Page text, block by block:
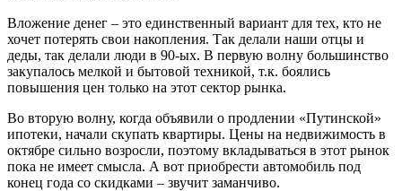
Вложение денег – это единственный вариант для тех, кто не
хочет потерять свои накопления. Так делали наши отцы и
деды, так делали люди в 90-ых. В первую волну большинство
закупалось мелкой и бытовой техникой, т.к. боялись
повышения цен только на этот сектор рынка.
Во вторую волну, когда объявили о продлении «Путинской»
ипотеки, начали скупать квартиры. Цены на недвижимость в
октябре сильно возросли, поэтому вкладываться в этот рынок
пока не имеет смысла. А вот приобрести автомобиль под
конец года со скидками – звучит заманчиво.